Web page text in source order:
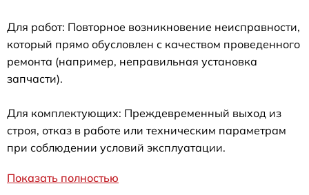
Для работ: Повторное возникновение неисправности,
который прямо обусловлен с качеством проведенного
ремонта (например, неправильная установка
запчасти).
Для комплектующих: Преждевременный выход из
строя, отказ в работе или техническим параметрам
при соблюдении условий эксплуатации.
Показать полностью